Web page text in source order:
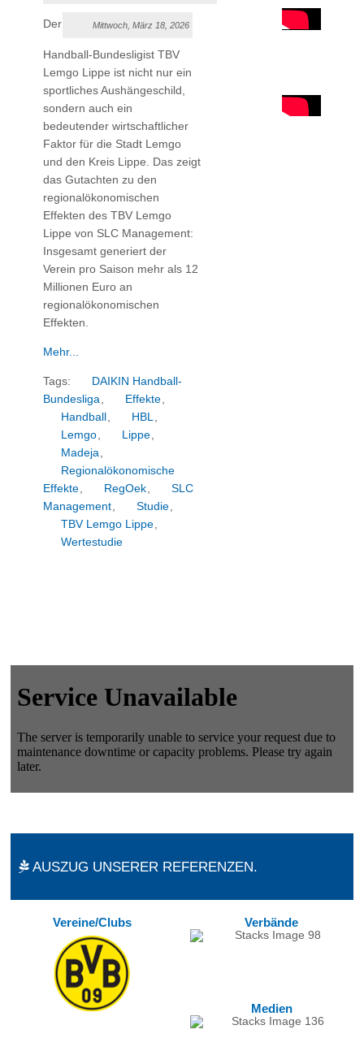
Mittwoch, März 18, 2026
Der
Handball-Bundesligist TBV
Lemgo Lippe ist nicht nur ein
sportliches Aushängeschild,
sondern auch ein
bedeutender wirtschaftlicher
Faktor für die Stadt Lemgo
und den Kreis Lippe. Das zeigt
das Gutachten zu den
regionalökonomischen
Effekten des TBV Lemgo
Lippe von SLC Management:
Insgesamt generiert der
Verein pro Saison mehr als 12
Millionen Euro an
regionalökonomischen
Effekten.
Mehr...
Tags:
DAIKIN Handball-
Bundesliga
Effekte
Handball
HBL
Lemgo
Lippe
Madeja
Regionalökonomische
Effekte
RegOek
SLC
Management
Studie
TBV Lemgo Lippe
Wertestudie
AUSZUG UNSERER REFERENZEN.
Vereine/Clubs Verbände
Medien